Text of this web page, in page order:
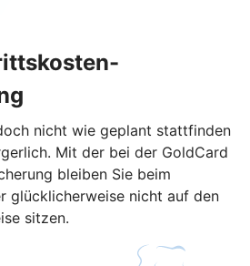
nicht wie geplant stattfinden
Mit der bei der GoldCard
bleiben Sie beim
glücklicherweise nicht auf den
sitzen.